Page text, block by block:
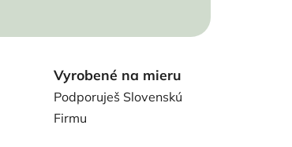
Vyrobené na mieru
Podporuješ Slovenskú
Firmu